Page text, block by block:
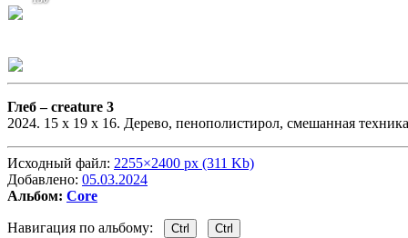
Глеб –creature 3
2024. 15 x 19 x 16. Дерево, пенополистирол, смешанная техника
Исходный файл: 2255×2400 px (311 Kb)
Добавлено: 05.03.2024
Альбом: Core
Навигация по альбому: Ctrl Ctrl